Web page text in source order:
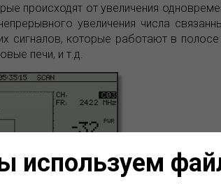
используем
происходят от увеличения
увеличения числа
сигналов, которые работают в полосе
печи, и т.д.